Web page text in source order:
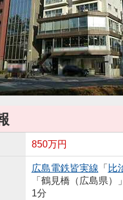
850万円
広島電鉄皆実線 「 比
「鶴見橋（広島県
1分